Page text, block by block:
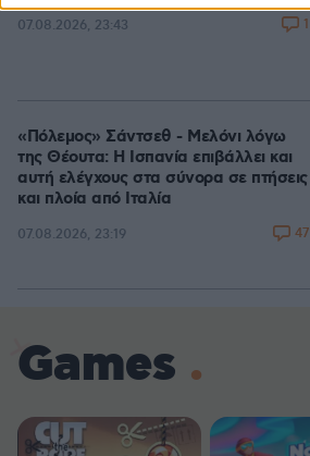
07.08.2026, 23:43 1
«Πόλεμος» Σάντσεθ - Μελόνι λόγω
της Θέουτα: Η Ισπανία επιβάλλει και
αυτή ελέγχους στα σύνορα σε πτήσεις
και πλοία από Ιταλία
07.08.2026, 23:19 47
Games